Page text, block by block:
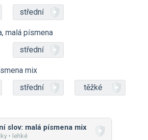
střední
malá písmena
střední
mix
střední těžké
slov: malá písmena mix
• lehké